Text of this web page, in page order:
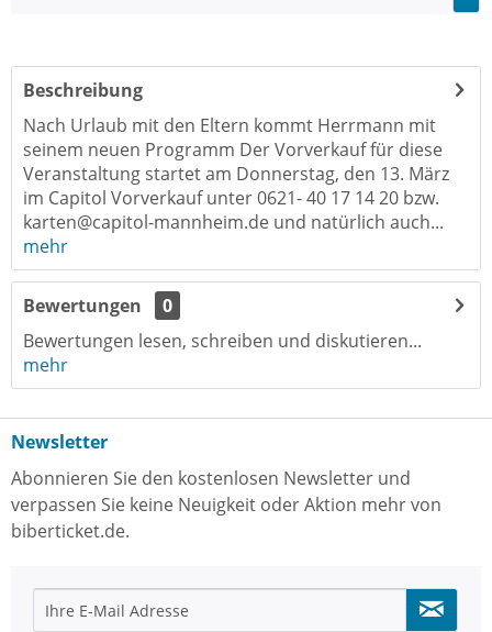
Beschreibung
Nach Urlaub mit den Eltern kommt Herrmann mit
seinem neuen Programm Der Vorverkauf für diese
Veranstaltung startet am Donnerstag, den 13. März
im Capitol Vorverkauf unter 0621- 40 17 14 20 bzw.
karten@capitol-mannheim.de und natürlich auch...
mehr
Bewertungen
0
Bewertungen lesen, schreiben und diskutieren...
mehr
Newsletter
Abonnieren Sie den kostenlosen Newsletter und
verpassen Sie keine Neuigkeit oder Aktion mehr von
biberticket.de.